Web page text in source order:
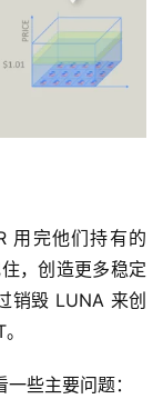
用完他们持有的
，创造更多稳定
销毁 LUNA 来创
些主要问题：